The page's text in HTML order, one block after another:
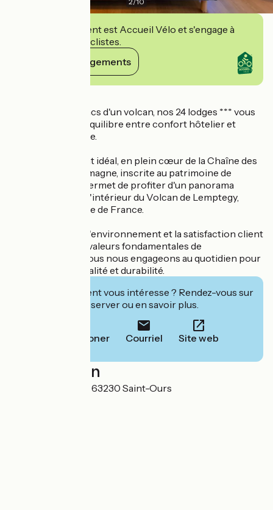
Cet établissement est Accueil Vélo et s'engage à
accueillir des cyclistes.
Voir ses engagements
Nichés sur les flancs d'un volcan, nos 24 lodges *** vous
offrent le parfait équilibre entre confort hôtelier et
nature authentique.
Leur emplacement idéal, en plein cœur de la Chaîne des
Puys - Faille de Limagne, inscrite au patrimoine de
l'UNESCO, vous permet de profiter d'un panorama
exceptionnel sur l'intérieur du Volcan de Lemptegy,
labellisé Grand Site de France.
La protection de l'environnement et la satisfaction client
faisant partie des valeurs fondamentales de
l'établissement, nous nous engageons au quotidien pour
faire cohabiter qualité et durabilité.
Cet établissement vous intéresse ? Rendez-vous sur
leur site pour réserver ou en savoir plus.
Téléphoner Courriel Site web
Localisation
31 Route des Puys 63230 Saint-Ours